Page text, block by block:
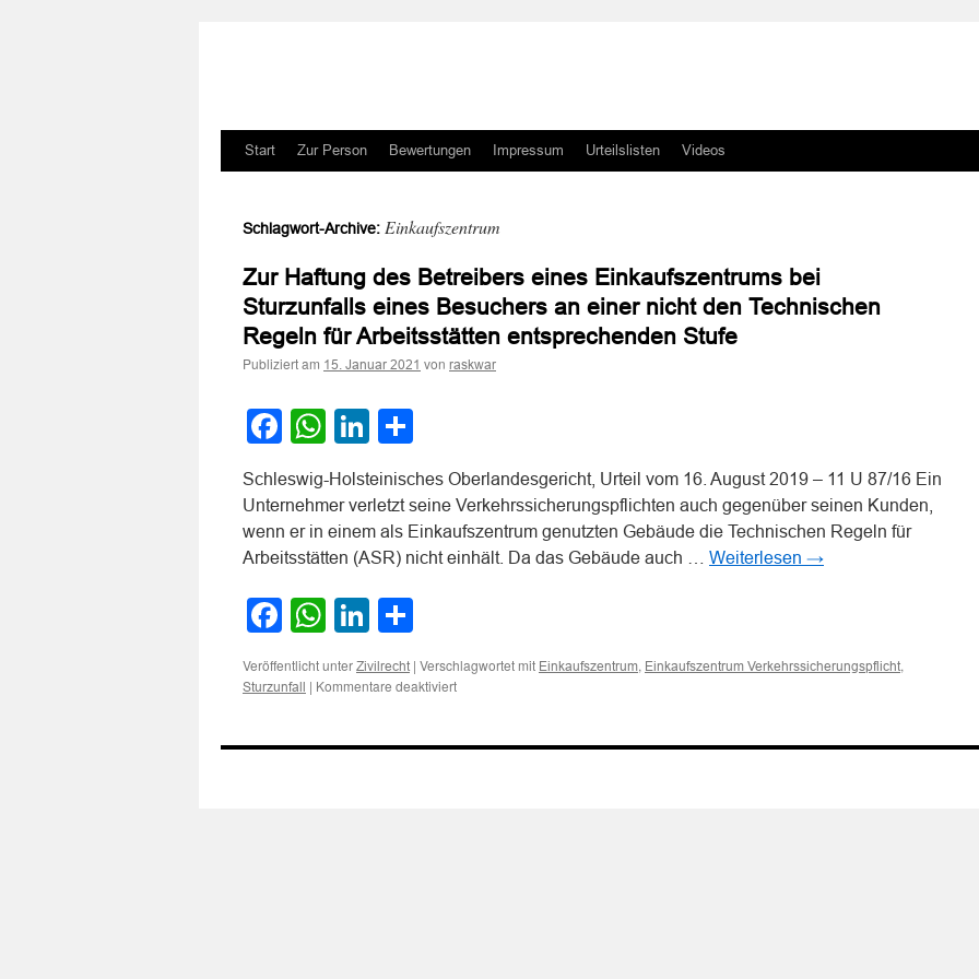
Zum
springen
Start Zur Person Bewertungen Impressum Urteilslisten Videos
Schlagwort-Archive: Einkaufszentrum
Zur Haftung des Betreibers eines Einkaufszentrums bei
Sturzunfalls eines Besuchers an einer nicht den Technischen
Regeln für Arbeitsstätten entsprechenden Stufe
Publiziert am 15. Januar 2021 von raskwar
Facebook
WhatsApp
LinkedIn
Schleswig-Holsteinisches Oberlandesgericht, Urteil vom 16. August 2019 – 11 U 87/16 Ein
Unternehmer verletzt seine Verkehrssicherungspflichten auch gegenüber seinen Kunden,
wenn er in einem als Einkaufszentrum genutzten Gebäude die Technischen Regeln für
Arbeitsstätten (ASR) nicht einhält. Da das Gebäude auch … Weiterlesen →
Facebook
WhatsApp
LinkedIn
Veröffentlicht unter Zivilrecht | Verschlagwortet mit Einkaufszentrum, Einkaufszentrum Verkehrssicherungspflicht,
Sturzunfall | Kommentare deaktiviertfür
des